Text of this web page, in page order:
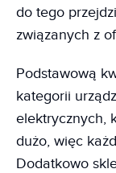
do tego
związanych z
Podstawową
kategorii
elektrycznych,
dużo, więc
Dodatkowo